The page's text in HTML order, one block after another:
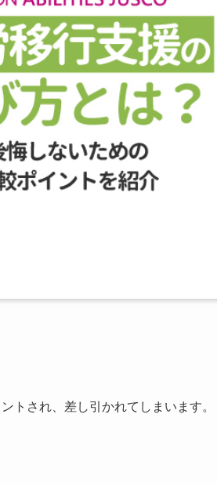
トされ、差し引かれてしまいます。